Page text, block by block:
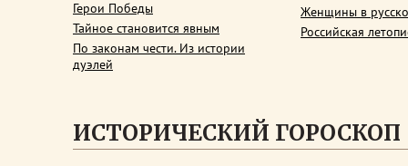
Герои Победы
Тайное становится явным
По законам чести. Из истории
дуэлей
Женщины в
Российская
ИСТОРИЧЕСКИЙ ГОРОСКОП